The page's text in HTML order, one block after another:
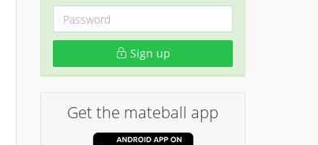
Sign up
Get the mateball app